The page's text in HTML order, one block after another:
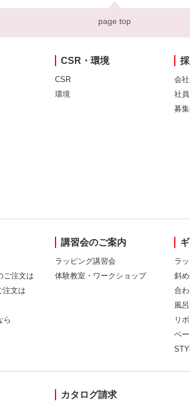
page top
CSR・環境
CSR
環境
会
社
募
ご注文は
注文は
ら
講習会のご案内
ラッピング講習会
体験教室・ワークショップ
ラ
斜
合
風
リ
ベ
カタログ請求